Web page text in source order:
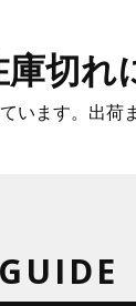
切れ
います。出荷